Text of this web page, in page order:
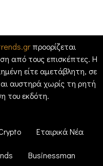
προορίζεται
από τους επισκέπτες. Η
είτε αμετάβλητη, σε
αυστηρά χωρίς τη ρητή
του εκδότη.
Εταιρικά Νέα
Businessman